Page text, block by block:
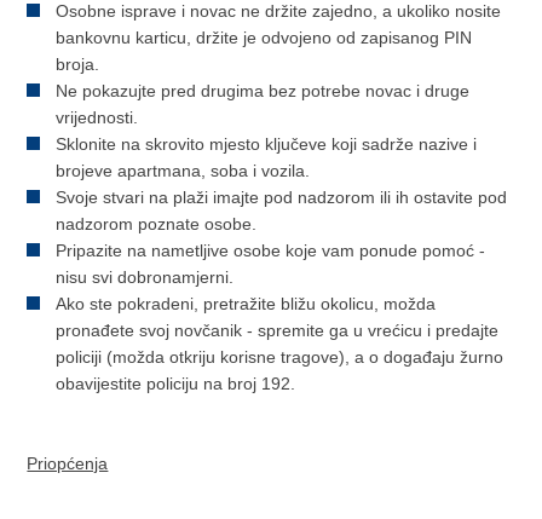
Osobne isprave i novac ne držite zajedno, a ukoliko nosite
bankovnu karticu, držite je odvojeno od zapisanog PIN
broja.
Ne pokazujte pred drugima bez potrebe novac i druge
vrijednosti.
Sklonite na skrovito mjesto ključeve koji sadrže nazive i
brojeve apartmana, soba i vozila.
Svoje stvari na plaži imajte pod nadzorom ili ih ostavite pod
nadzorom poznate osobe.
Pripazite na nametljive osobe koje vam ponude pomoć -
nisu svi dobronamjerni.
Ako ste pokradeni, pretražite bližu okolicu, možda
pronađete svoj novčanik - spremite ga u vrećicu i predajte
policiji (možda otkriju korisne tragove), a o događaju žurno
obavijestite policiju na broj 192.
Priopćenja